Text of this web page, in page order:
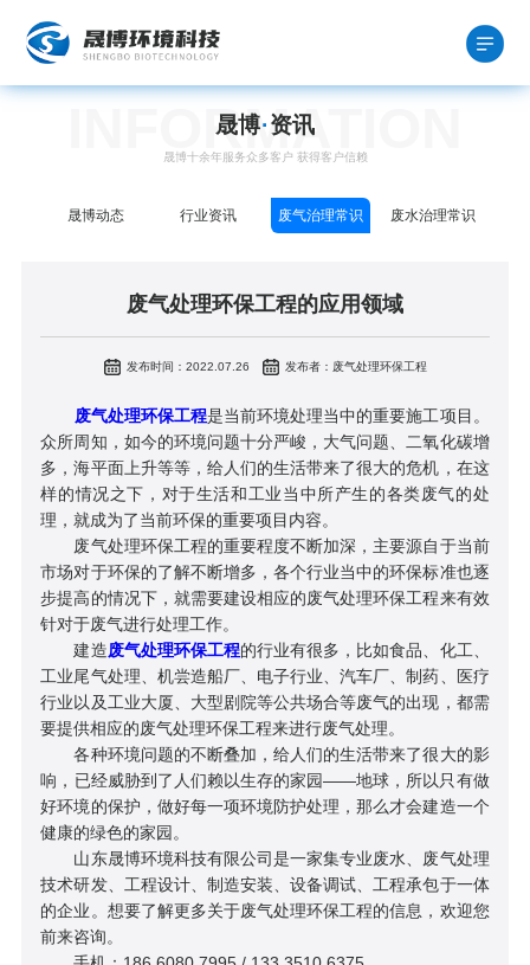
INFORMATION
晟博·资讯
晟博十余年服务众多客户 获得客户信赖
晟博动态 行业资讯 废气治理常识 废水治理常识
废气处理环保工程的应用领域
发布时间：2022.07.26 发布者：废气处理环保工程
废气处理环保工程是当前环境处理当中的重要施工项目。
众所周知，如今的环境问题十分严峻，大气问题、二氧化碳增
多，海平面上升等等，给人们的生活带来了很大的危机，在这
样的情况之下，对于生活和工业当中所产生的各类废气的处
理，就成为了当前环保的重要项目内容。
废气处理环保工程的重要程度不断加深，主要源自于当前
市场对于环保的了解不断增多，各个行业当中的环保标准也逐
步提高的情况下，就需要建设相应的废气处理环保工程来有效
针对于废气进行处理工作。
建造废气处理环保工程的行业有很多，比如食品、化工、
工业尾气处理、机尝造船厂、电子行业、汽车厂、制药、医疗
行业以及工业大厦、大型剧院等公共场合等废气的出现，都需
要提供相应的废气处理环保工程来进行废气处理。
各种环境问题的不断叠加，给人们的生活带来了很大的影
响，已经威胁到了人们赖以生存的家园——地球，所以只有做
好环境的保护，做好每一项环境防护处理，那么才会建造一个
健康的绿色的家园。
山东晟博环境科技有限公司是一家集专业废水、废气处理
技术研发、工程设计、制造安装、设备调试、工程承包于一体
的企业。想要了解更多关于废气处理环保工程的信息，欢迎您
前来咨询。